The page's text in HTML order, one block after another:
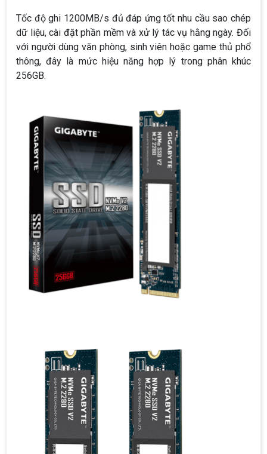
Tốc độ ghi 1200MB/s đủ đáp ứng tốt nhu cầu sao chép
dữ liệu, cài đặt phần mềm và xử lý tác vụ hằng ngày. Đối
với người dùng văn phòng, sinh viên hoặc game thủ phổ
thông, đây là mức hiệu năng hợp lý trong phân khúc
256GB.